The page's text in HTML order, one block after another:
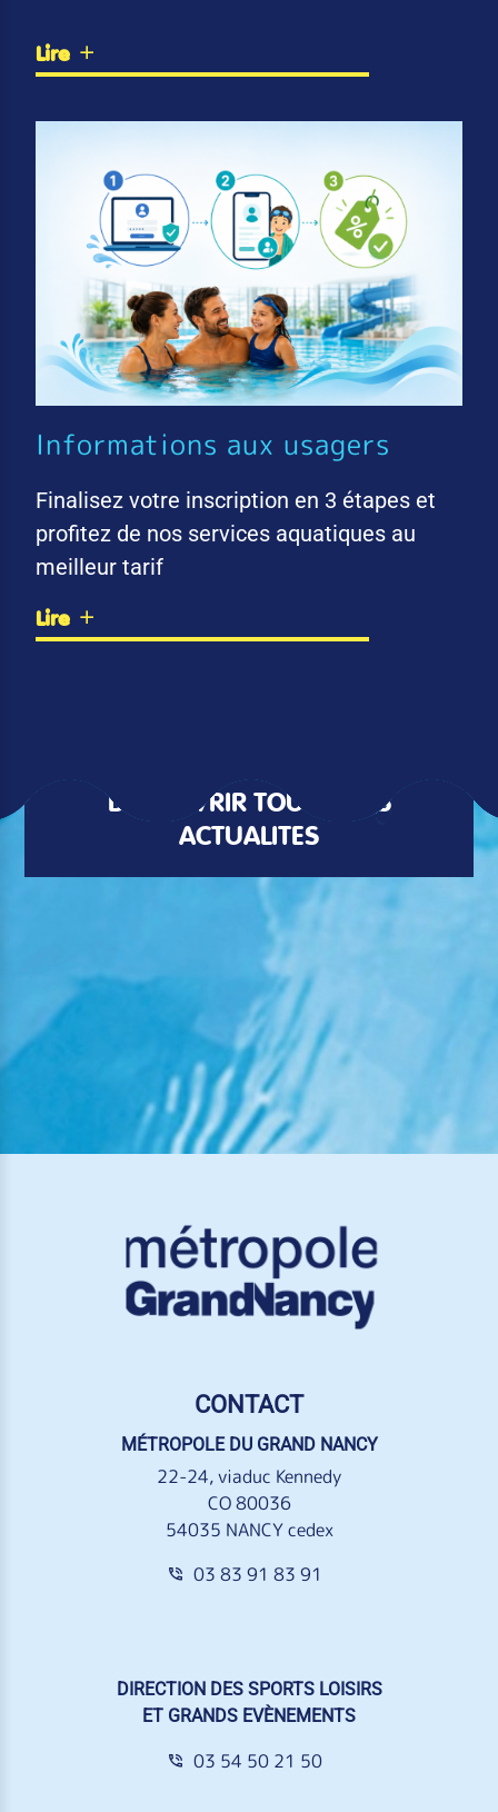
Lire
Informations aux usagers
Finalisez votre inscription en 3 étapes et
profitez de nos services aquatiques au
meilleur tarif
Lire
DÉCOUVRIR TOUTES LES
ACTUALITÉS
CONTACT
MÉTROPOLE DU GRAND NANCY
22-24, viaduc Kennedy
CO 80036
54035 NANCY cedex
03 83 91 83 91
DIRECTION DES SPORTS LOISIRS
ET GRANDS EVÈNEMENTS
03 54 50 21 50